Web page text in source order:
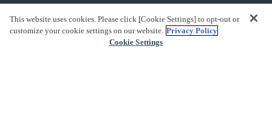
查看版權
This website uses cookies. Please click [Cookie Settings] to opt-out or
customize your cookie settings on our website. Privacy Policy
Cookie Settings